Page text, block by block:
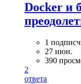
Docker и
1
27 июн.
390
2
ответа